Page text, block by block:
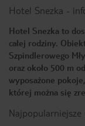
Hotel Snezka -
Hotel Snezka to
całej rodziny.
Szpindlerowego
oraz około 500 m
wyposażone
której można się
Najpopularniejsze